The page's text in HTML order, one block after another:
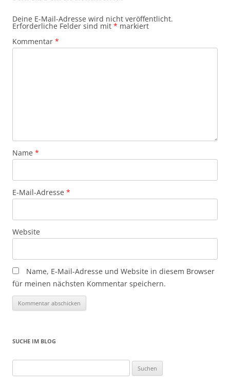
Deine E-Mail-Adresse wird nicht veröffentlicht.
Erforderliche Felder sind mit * markiert
Kommentar *
Name *
E-Mail-Adresse *
Website
Name, E-Mail-Adresse und Website in diesem Browser
für meinen nächsten Kommentar speichern.
SUCHE IM BLOG
nach: